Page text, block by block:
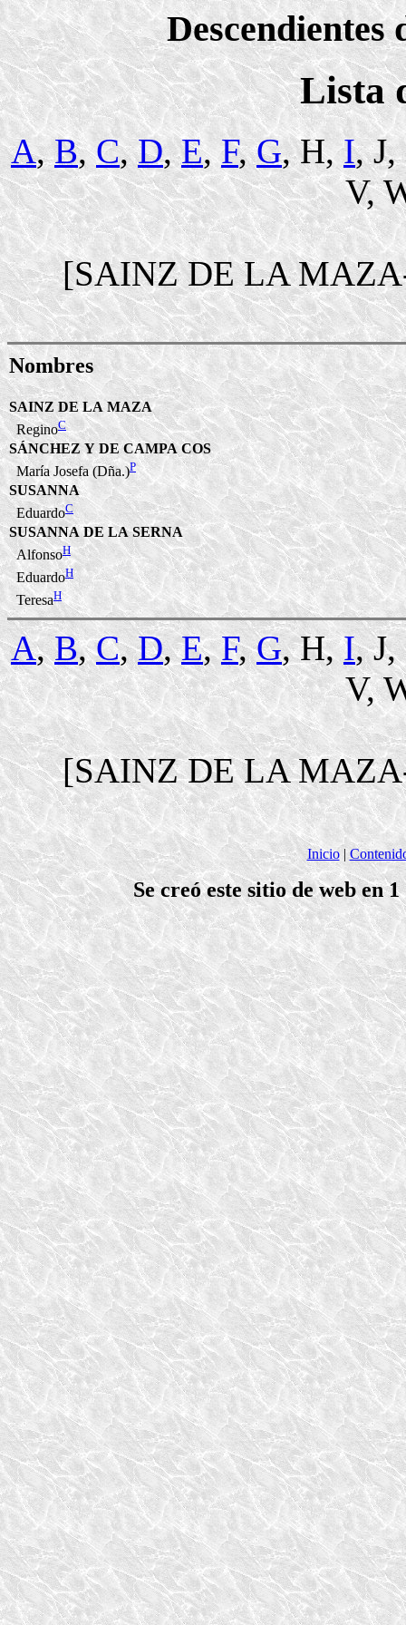
Descendientes
Lista
A,B,C,D,E,F,G, H,I,
V,
[SAINZ DE LA
Nombres
SAINZ DE LA MAZA
ReginoC
SÁNCHEZ Y DE CAMPA COS
María Josefa (Dña.)P
SUSANNA
EduardoC
SUSANNA DE LA SERNA
AlfonsoH
EduardoH
TeresaH
A,B,C,D,E,F,G, H,I,
V,
[SAINZ DE LA
Inicio|
Se creó este sitio de web en